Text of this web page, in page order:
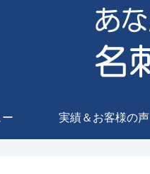
実績＆お客様の声